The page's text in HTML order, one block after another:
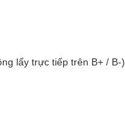
lấy trực tiếp trên B+ / B-).